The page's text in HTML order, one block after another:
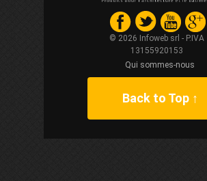
© 2026 Infoweb srl - P.IVA
13155920153
Qui sommes-nous
Back to Top ↑